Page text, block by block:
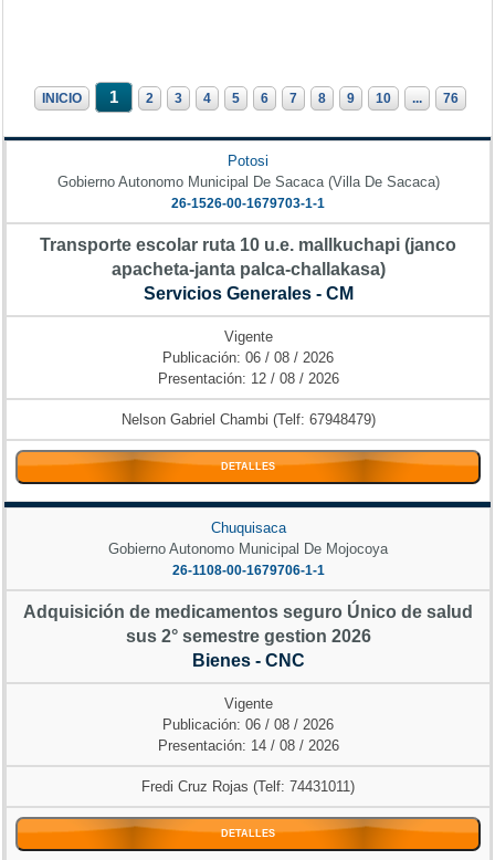
INICIO 1 2 3 4 5 6 7 8 9 10 ... 76
Potosi
Gobierno Autonomo Municipal De Sacaca (Villa De Sacaca)
26-1526-00-1679703-1-1
Transporte escolar ruta 10 u.e. mallkuchapi (janco
apacheta-janta palca-challakasa)
Servicios Generales - CM
Vigente
Publicación: 06 / 08 / 2026
Presentación: 12 / 08 / 2026
Nelson Gabriel Chambi (Telf: 67948479)
DETALLES
Chuquisaca
Gobierno Autonomo Municipal De Mojocoya
26-1108-00-1679706-1-1
Adquisición de medicamentos seguro Único de salud
sus 2° semestre gestion 2026
Bienes - CNC
Vigente
Publicación: 06 / 08 / 2026
Presentación: 14 / 08 / 2026
Fredi Cruz Rojas (Telf: 74431011)
DETALLES